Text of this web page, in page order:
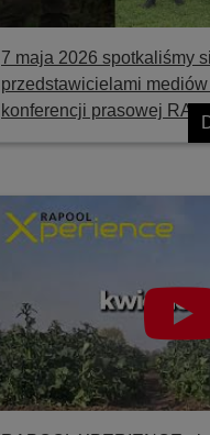
7 maja 2026 spotkaliśmy
przedstawicielami
konferencji prasowej